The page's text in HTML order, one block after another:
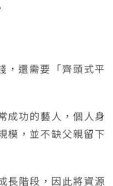
，還需要「齊頭式平
成功的藝人，個人身
模，並不缺父親留下
長階段，因此將資源